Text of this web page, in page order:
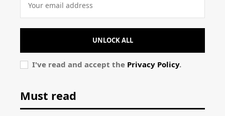
UNLOCK ALL
I've read and accept the Privacy Policy.
Must read